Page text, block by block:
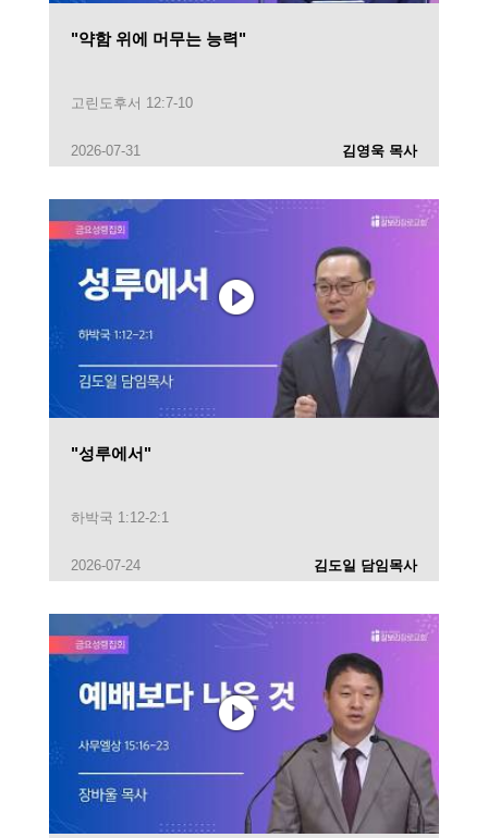
"약함 위에 머무는 능력"
고린도후서 12:7-10
2026-07-31 김영욱 목사
"성루에서"
하박국 1:12-2:1
2026-07-24 김도일 담임목사